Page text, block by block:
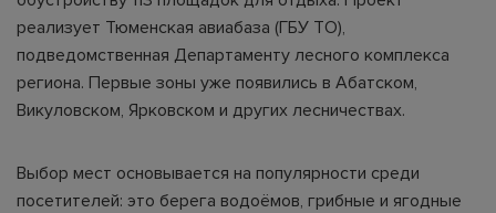
реализует Тюменская авиабаза (ГБУ ТО),
подведомственная Департаменту лесного комплекса
региона. Первые зоны уже появились в Абатском,
Викуловском, Ярковском и других лесничествах.
Выбор мест основывается на популярности среди
посетителей: это берега водоёмов, грибные и ягодные